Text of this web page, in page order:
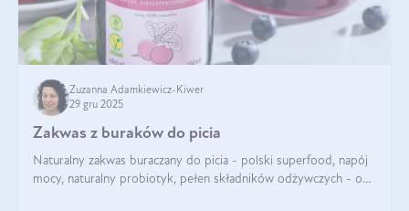
Zuzanna Adamkiewicz-Kiwer
29 gru 2025
Zakwas z buraków do picia
Naturalny zakwas buraczany do picia - polski superfood, napój
mocy, naturalny probiotyk, pełen składników odżywczych - o